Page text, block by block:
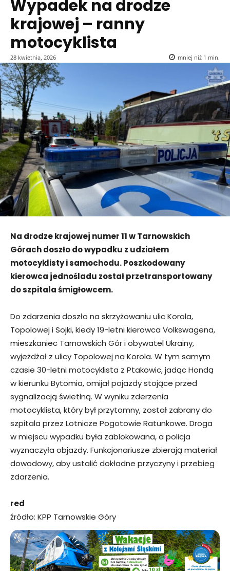
Wypadek na drodze
krajowej – ranny
motocyklista
28 kwietnia, 2026 mniej niż 1 min.
Na drodze krajowej numer 11 w Tarnowskich
Górach doszło do wypadku z udziałem
motocyklisty i samochodu. Poszkodowany
kierowca jednośladu został przetransportowany
do szpitala śmigłowcem.
Do zdarzenia doszło na skrzyżowaniu ulic Korola,
Topolowej i Sojki, kiedy 19-letni kierowca Volkswagena,
mieszkaniec Tarnowskich Gór i obywatel Ukrainy,
wyjeżdżał z ulicy Topolowej na Korola. W tym samym
czasie 30-letni motocyklista z Ptakowic, jadąc Hondą
w kierunku Bytomia, omijał pojazdy stojące przed
sygnalizacją świetlną. W wyniku zderzenia
motocyklista, który był przytomny, został zabrany do
szpitala przez Lotnicze Pogotowie Ratunkowe. Droga
w miejscu wypadku była zablokowana, a policja
wyznaczyła objazdy. Funkcjonariusze zbierają materiał
dowodowy, aby ustalić dokładne przyczyny i przebieg
zdarzenia.
red
źródło: KPP Tarnowskie Góry